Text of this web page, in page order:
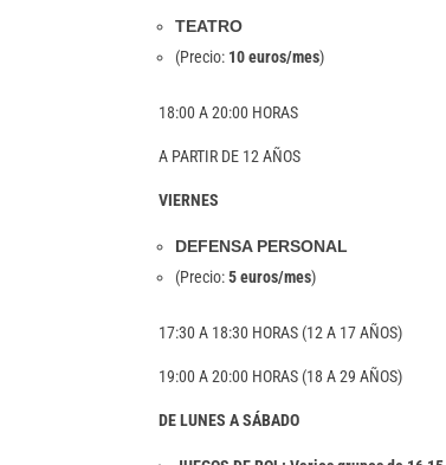
TEATRO
(Precio: 10 euros/mes)
18:00 A 20:00 HORAS
A PARTIR DE 12 AÑOS
VIERNES
DEFENSA PERSONAL
(Precio:5 euros/mes)
17:30 A 18:30 HORAS (12 A 17 AÑOS)
19:00 A 20:00 HORAS (18 A 29 AÑOS)
DE LUNES A SÁBADO